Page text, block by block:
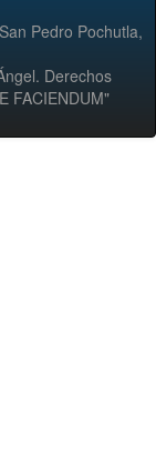
Pedro Pochutla,
Derechos
FACIENDUM"